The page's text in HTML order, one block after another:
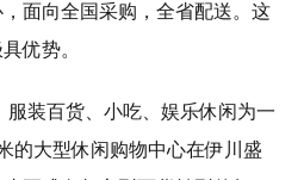
面向全国采购，全省配送。这
优势。
服装百货、小吃、娱乐休闲为一
的大型休闲购物中心在伊川盛